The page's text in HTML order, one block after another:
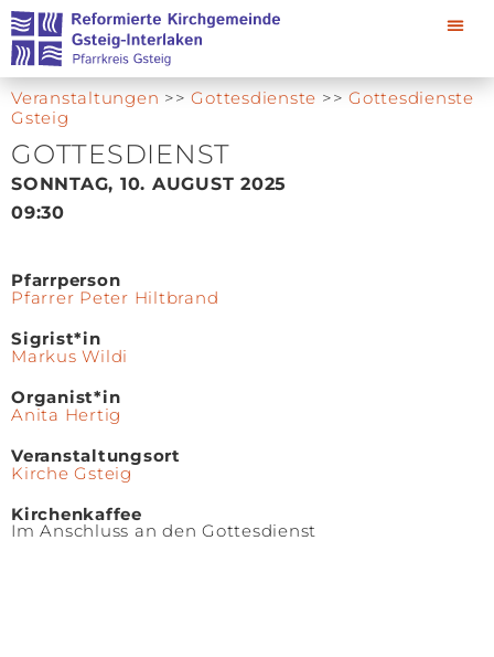
Veranstaltungen >>Gottesdienste >> Gottesdienste
Gsteig
GOTTESDIENST
SONNTAG, 10. AUGUST 2025
09:30
Pfarrperson
Pfarrer Peter Hiltbrand
Sigrist*in
Markus Wildi
Organist*in
Anita Hertig
Veranstaltungsort
Kirche Gsteig
Kirchenkaffee
Im Anschluss an den Gottesdienst